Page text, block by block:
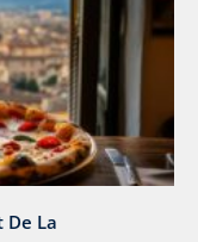
De La